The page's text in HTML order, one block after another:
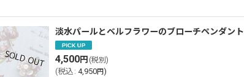
淡水パールとベルフラワーのブローチペンダント
4,500円 (税別)
(税込 : 4,950円)